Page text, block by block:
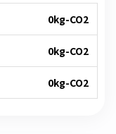
0kg-CO2
0kg-CO2
0kg-CO2